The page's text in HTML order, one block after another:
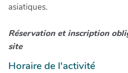
asiatiques.
Réservation et inscription
site
Horaire de l'activité